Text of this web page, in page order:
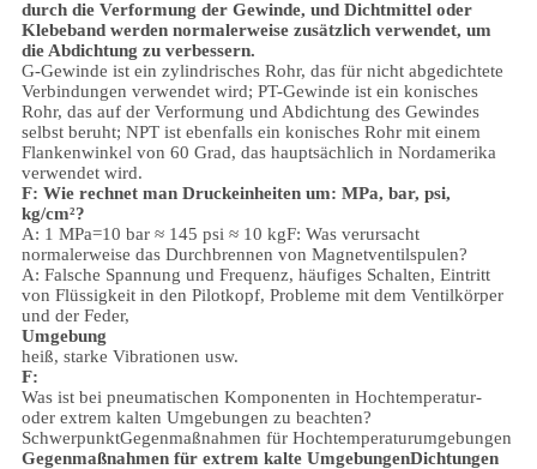
durch die Verformung der Gewinde, und Dichtmittel oder
Klebeband werden normalerweise zusätzlich verwendet, um
die Abdichtung zu verbessern.
G-Gewinde ist ein zylindrisches Rohr, das für nicht abgedichtete
Verbindungen verwendet wird; PT-Gewinde ist ein konisches
Rohr, das auf der Verformung und Abdichtung des Gewindes
selbst beruht; NPT ist ebenfalls ein konisches Rohr mit einem
Flankenwinkel von 60 Grad, das hauptsächlich in Nordamerika
verwendet wird.
F: Wie rechnet man Druckeinheiten um: MPa, bar, psi,
kg/cm²?
A: 1 MPa=10 bar ≈ 145 psi ≈ 10 kgF: Was verursacht
normalerweise das Durchbrennen von Magnetventilspulen?
A: Falsche Spannung und Frequenz, häufiges Schalten, Eintritt
von Flüssigkeit in den Pilotkopf, Probleme mit dem Ventilkörper
und der Feder,
Umgebung
heiß, starke Vibrationen usw.
F:
Was ist bei pneumatischen Komponenten in Hochtemperatur-
oder extrem kalten Umgebungen zu beachten?
SchwerpunktGegenmaßnahmen für Hochtemperaturumgebungen
Gegenmaßnahmen für extrem kalte UmgebungenDichtungen